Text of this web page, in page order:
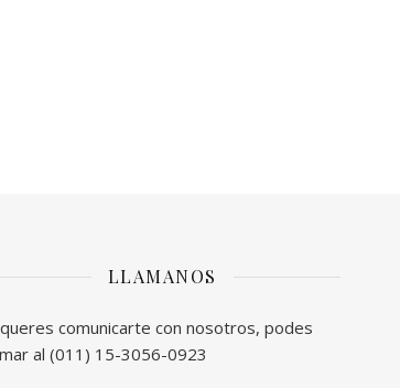
LLAMANOS
comunicarte con nosotros, podes
al (011) 15-3056-0923